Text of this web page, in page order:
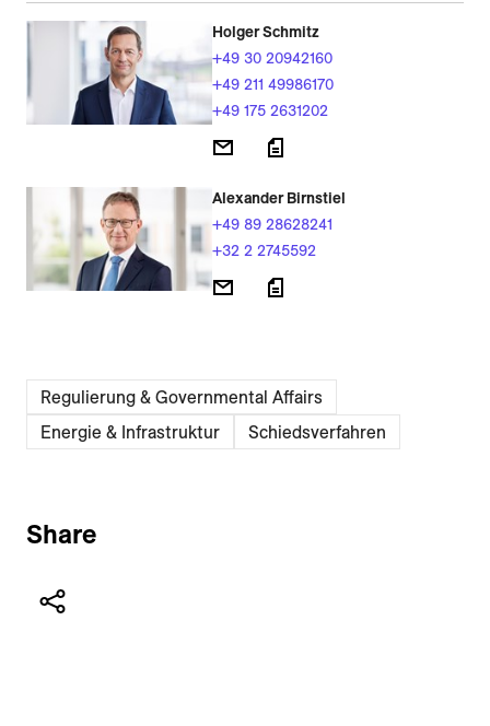
Holger Schmitz
+49 30 20942160
+49 211 49986170
+49 175 2631202
Alexander Birnstiel
+49 89 28628241
+32 2 2745592
Regulierung & Governmental Affairs
Energie & Infrastruktur
Schiedsverfahren
Share